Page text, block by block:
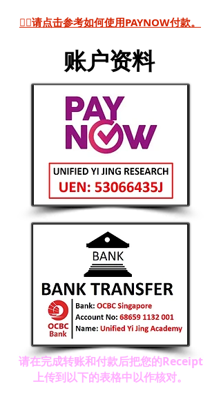
👉🏻请点击参考如何使用PAYNOW付款。
账户资料
请在完成转账和付款后把您的Receipt
上传到以下的表格中以作核对。